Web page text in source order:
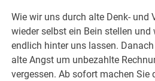
Wie wir uns durch alte Denk- und
wieder selbst ein Bein stellen und
endlich hinter uns lassen.
alte Angst um unbezahlte
vergessen. Ab sofort machen Sie